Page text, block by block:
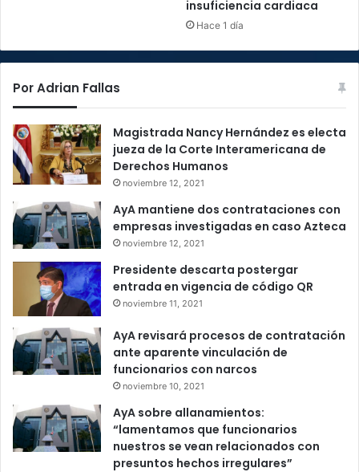
insuficiencia cardiaca
Hace 1 día
Por Adrian Fallas
Magistrada Nancy Hernández es electa
jueza de la Corte Interamericana de
Derechos Humanos
noviembre 12, 2021
AyA mantiene dos contrataciones con
empresas investigadas en caso Azteca
noviembre 12, 2021
Presidente descarta postergar
entrada en vigencia de código QR
noviembre 11, 2021
AyA revisará procesos de contratación
ante aparente vinculación de
funcionarios con narcos
noviembre 10, 2021
AyA sobre allanamientos:
“lamentamos que funcionarios
nuestros se vean relacionados con
presuntos hechos irregulares”